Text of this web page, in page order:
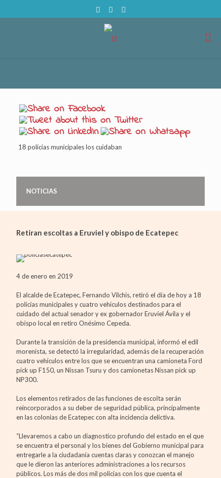
18 policías municipales los cuidaban
NOTICIAS
Retiran escoltas a Eruviel y obispo de Ecatepec
4 de enero en 2019
El alcalde de Ecatepec, Fernando Vilchis, retiró el día de hoy a 18
policías municipales y cuatro vehículos destinados para el
cuidado del actual senador y ex gobernador Eruviel Ávila y el
obispo local en retiro Onésimo Cepeda.
Durante la transición de la presidencia municipal, informó el edil
morenista, se detectó la irregularidad, además de la recuperación
cuatro vehículos entre los que se encuentran una camioneta Ford
pick up F150, un Nissan Tsuru y dos camionetas Nissan pick up
NP300.
Los elementos retirados de las funciones de escolta serán
reincorporados a su deber de seguridad pública, principalmente
en las colonias de Ecatepec con alta incidencia delictiva.
“Llevaremos a cabo un diagnostico profundo del estado en el que
se encuentra el personal y los bienes del Gobierno municipal para
entregarle a la ciudadanía cuentas claras y conozcan el manejo
que le dieron las anteriores administraciones a los recursos
públicos. Los más de dos mil policías con los que cuenta el